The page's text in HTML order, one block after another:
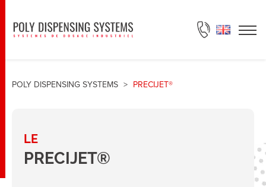
POLY DISPENSING SYSTEMS > PRECIJET®
LE
PRECIJET®